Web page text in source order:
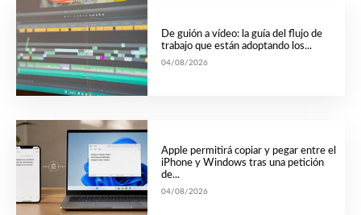
De guión a vídeo: la guía del flujo de
trabajo que están adoptando los...
04/08/2026
Apple permitirá copiar y pegar entre el
iPhone y Windows tras una petición
de...
04/08/2026